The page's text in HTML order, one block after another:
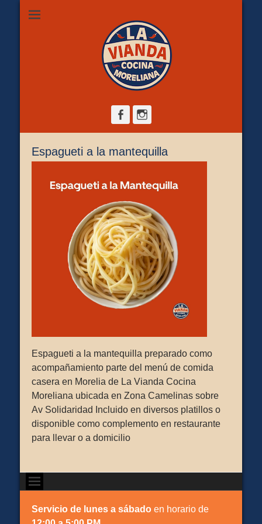
La Vianda Cocina
Moreliana |
Comida casera en
Camelinas sobre Ezequiel Calderón #30 esquina Av. Solidaridad.
Servicio para comer aquí, llevar o pedir a domicilio.
FacebookInstagram
Espagueti a la mantequilla
Espagueti a la mantequilla preparado como
acompañamiento parte del menú de comida
casera en Morelia de La Vianda Cocina
Moreliana ubicada en Zona Camelinas sobre
Av Solidaridad Incluido en diversos platillos o
disponible como complemento en restaurante
para llevar o a domicilio
Servicio de lunes a sábado en horario de